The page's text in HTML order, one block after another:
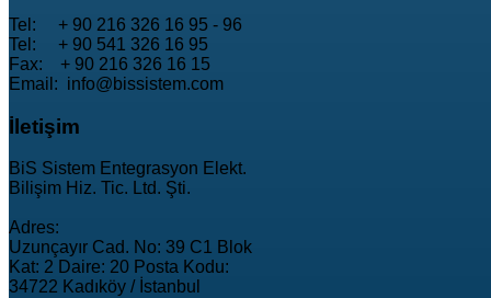
Tel: + 90 216 326 16 95 - 96
Tel: + 90 541 326 16 95
Fax: + 90 216 326 16 15
Email: info@bissistem.com
İletişim
BiS Sistem Entegrasyon Elekt.
Bilişim Hiz. Tic. Ltd. Şti.
Adres:
Uzunçayır Cad. No: 39 C1 Blok
Kat: 2 Daire: 20 Posta Kodu:
34722 Kadıköy / İstanbul